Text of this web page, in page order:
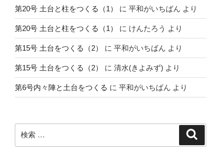
第20号 土台と柱をつくる（1） に 平和がいちばん より
第20号 土台と柱をつくる（1） に けんたろう より
第15号 土台をつくる（2） に 平和がいちばん より
第15号 土台をつくる（2） に 清水(きよみず) より
第6号内々陣と土台をつくる に 平和がいちばん より
検
索: